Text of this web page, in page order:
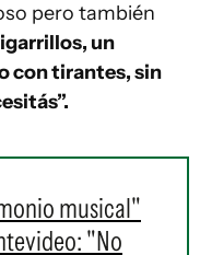
pero también
un
con tirantes, sin
musical"
"No